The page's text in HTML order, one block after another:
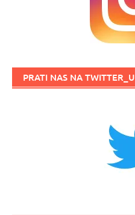
PRATI NAS NA TWITTER_U